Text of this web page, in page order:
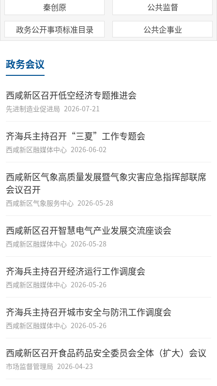
秦创原
公共监督
政务公开事项标准目录
公共企事业
政务会议
西咸新区召开低空经济专题推进会
先进制造业促进局 2026-07-21
齐海兵主持召开“三夏”工作专题会
西咸新区融媒体中心 2026-06-02
西咸新区气象高质量发展暨气象灾害应急指挥部联席
会议召开
西咸新区气象服务中心 2026-05-28
西咸新区召开智慧电气产业发展交流座谈会
西咸新区融媒体中心 2026-05-28
齐海兵主持召开经济运行工作调度会
西咸新区融媒体中心 2026-05-26
齐海兵主持召开城市安全与防汛工作调度会
西咸新区融媒体中心 2026-05-26
西咸新区召开食品药品安全委员会全体（扩大）会议
市场监督管理局 2026-04-23